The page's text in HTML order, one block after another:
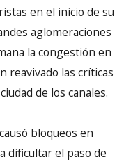
en el inicio de su
aglomeraciones
la congestión en
reavivado las críticas
de los canales.
bloqueos en
dificultar el paso de